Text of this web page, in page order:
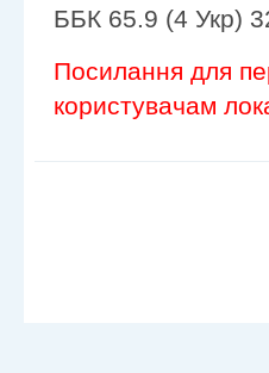
ББК 65.9 (4 Укр)
Посилання для
користувачам